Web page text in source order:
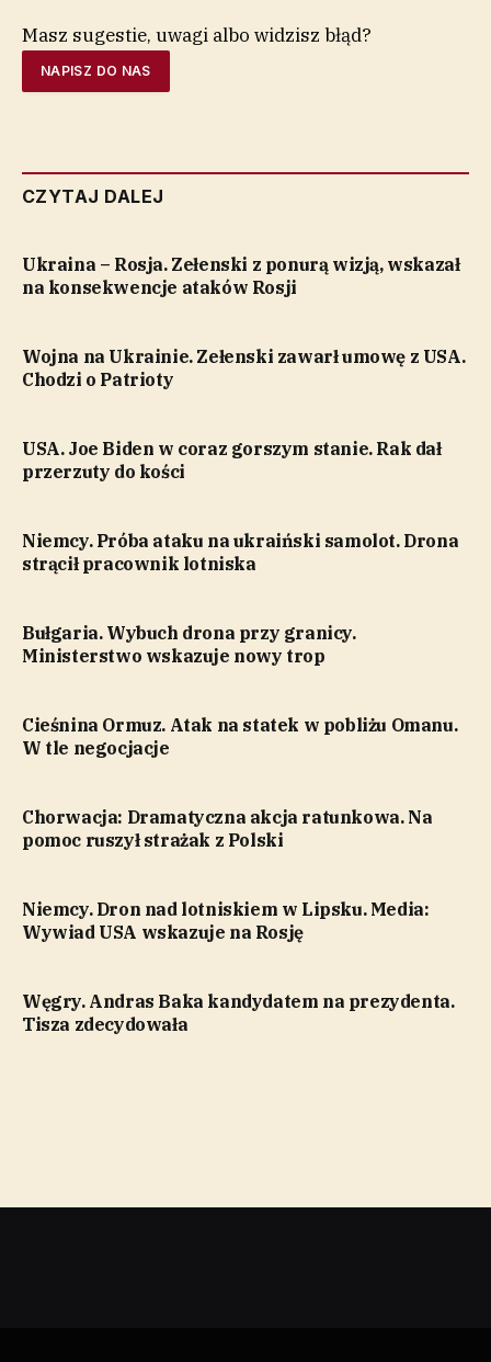
Masz sugestie, uwagi albo widzisz błąd?
NAPISZ DO NAS
CZYTAJ DALEJ
Ukraina – Rosja. Zełenski z ponurą wizją, wskazał
na konsekwencje ataków Rosji
Wojna na Ukrainie. Zełenski zawarł umowę z USA.
Chodzi o Patrioty
USA. Joe Biden w coraz gorszym stanie. Rak dał
przerzuty do kości
Niemcy. Próba ataku na ukraiński samolot. Drona
strącił pracownik lotniska
Bułgaria. Wybuch drona przy granicy.
Ministerstwo wskazuje nowy trop
Cieśnina Ormuz. Atak na statek w pobliżu Omanu.
W tle negocjacje
Chorwacja: Dramatyczna akcja ratunkowa. Na
pomoc ruszył strażak z Polski
Niemcy. Dron nad lotniskiem w Lipsku. Media:
Wywiad USA wskazuje na Rosję
Węgry. Andras Baka kandydatem na prezydenta.
Tisza zdecydowała